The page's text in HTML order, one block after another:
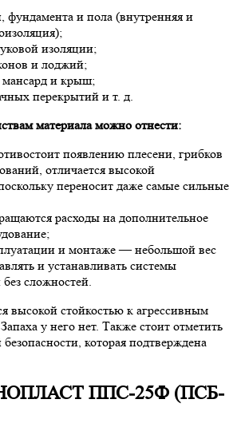
фундамента и пола (внутренняя и
изоляции;
и лоджий;
мансард и крыш;
перекрытий и т. д.
материала можно отнести:
появлению плесени, грибков
отличается высокой
переносит даже самые сильные
расходы на дополнительное
и монтаже — небольшой вес
и устанавливать системы
сложностей.
высокой стойкостью к агрессивным
у него нет. Также стоит отметить
которая подтверждена
ППС-25Ф (ПСБ-